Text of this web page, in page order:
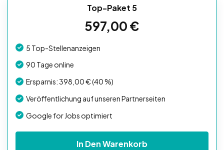
Top-Paket 5
597,00€
5 Top-Stellenanzeigen
90 Tage online
Ersparnis: 398,00 € (40 %)
Veröffentlichung auf unseren Partnerseiten
Google for Jobs optimiert
In Den Warenkorb